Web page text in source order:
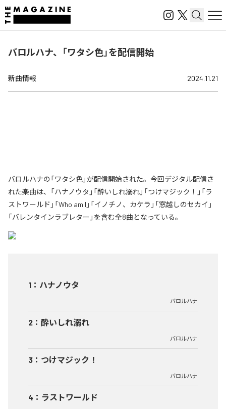
バロルハナ、「ワタシ色」を配信開始
新曲情報 2024.11.21
バロルハナの「ワタシ色」が配信開始された。今回デジタル配信さ
れた楽曲は、「ハナノウタ」「酔いしれ溺れ」「つけマジック！」「ラ
ストワールド」「Who am I」「イノチノ、カケラ」「窓越しのセカイ」
「バレンタインラブレター」を含む全8曲となっている。
1 ： ハナノウタ
バロルハナ
2 ： 酔いしれ溺れ
バロルハナ
3 ： つけマジック！
バロルハナ
4 ： ラストワールド